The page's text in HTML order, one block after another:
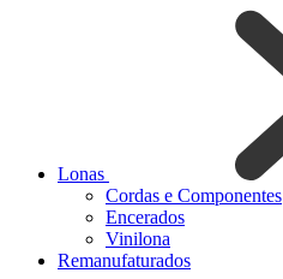
Lonas
Cordas e Componentes
Encerados
Vinilona
Remanufaturados